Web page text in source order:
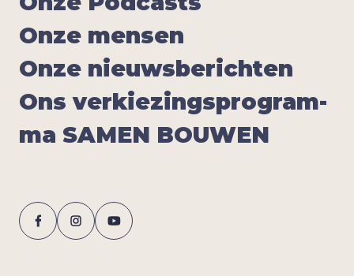
Onze men­sen
Onze nieuws­be­rich­ten
Ons ver­kie­zings­pro­gram­
ma SAMEN BOU­WEN